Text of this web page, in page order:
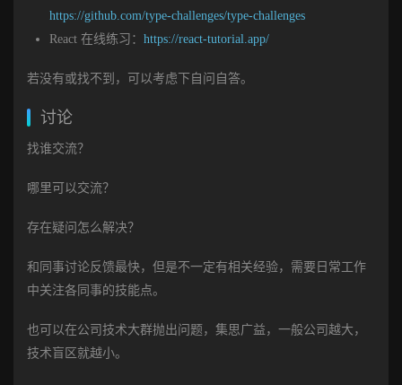
https://github.com/type-challenges/type-challenges
React 在线练习： https://react-tutorial.app/
若没有或找不到，可以考虑下自问自答。
讨论
找谁交流？
哪里可以交流？
存在疑问怎么解决？
和同事讨论反馈最快，但是不一定有相关经验，需要日常工作
中关注各同事的技能点。
也可以在公司技术大群抛出问题，集思广益，一般公司越大，
技术盲区就越小。